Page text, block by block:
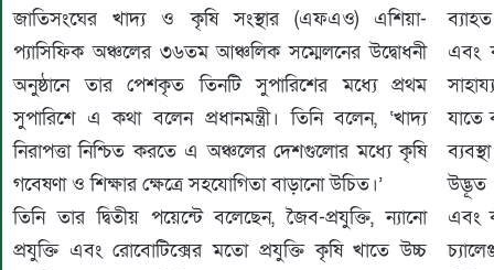
জাতিসংঘের খাদ্য ও কৃষি সংস্থার (এফএও) এশিয়া-
প্যাসিফিক অঞ্চলের ৩৬তম আঞ্চলিক সম্মেলনের উদ্বোধনী
অনুষ্ঠানে তার পেশকৃত তিনটি সুপারিশের মধ্যে প্রথম
সুপারিশে এ কথা বলেন প্রধানমন্ত্রী। তিনি বলেন, ‘খাদ্য
নিরাপত্তা নিশ্চিত করতে এ অঞ্চলের দেশগুলোর মধ্যে কৃষি
গবেষণা ও শিক্ষার ক্ষেত্রে সহযোগিতা বাড়ানো উচিত।’
তিনি তার দ্বিতীয় পয়েন্টে বলেছেন, ‌জৈব-প্রযুক্তি, ন্যানো
প্রযুক্তি এবং রোবোটিক্সের মতো প্রযুক্তি কৃষি খাতে উচ্চ
এবং
যাতে
উদ্ভূত
এবং